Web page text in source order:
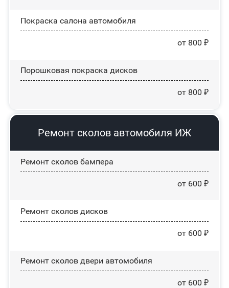
Покраска салона автомобиля
от 800 ₽
Порошковая покраска дисков
от 800 ₽
Ремонт сколов автомобиля ИЖ
Ремонт сколов бампера
от 600 ₽
Ремонт сколов дисков
от 600 ₽
Ремонт сколов двери автомобиля
от 600 ₽